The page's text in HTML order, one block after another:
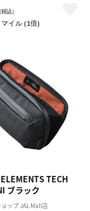
（税込）
イル (1倍)
TECH
ブラック
ョップ JAL Mall店